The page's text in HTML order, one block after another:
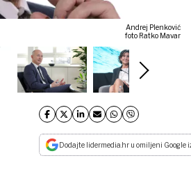
Andrej Plenković
foto Ratko Mavar
Dodajte lidermedia.hr u omiljeni Google